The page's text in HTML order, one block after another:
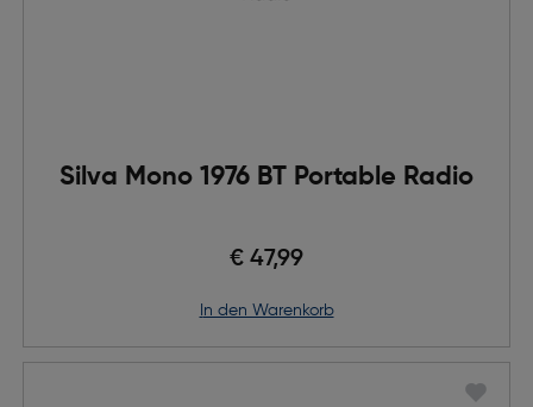
Silva Mono 1976 BT Portable Radio
€ 47,99
in den Warenkorb